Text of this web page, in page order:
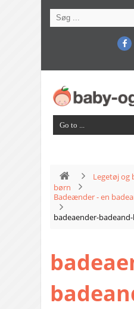
Legetøj og
børn
Badeænder - en
badeaender-